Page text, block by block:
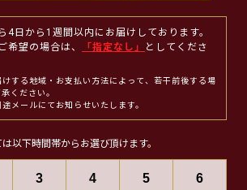
4日から1週間以内にお届けしております。
希望の場合は、
「指定なし」
としてくださ
する地域・お支払い方法によって、若干前後する場
ください。
メールにてお知らせいたします。
以下時間帯からお選び頂けます。
3 4 5 6